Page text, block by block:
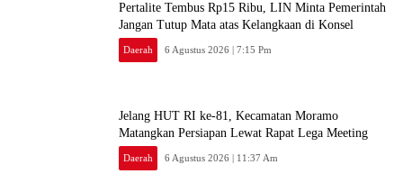
‎Pertalite Tembus Rp15 Ribu, LIN Minta Pemerintah
Jangan Tutup Mata atas Kelangkaan di Konsel
Daerah 6 Agustus 2026 | 7:15 Pm
‎Jelang HUT RI ke-81, Kecamatan Moramo
Matangkan Persiapan Lewat Rapat Lega Meeting
Daerah 6 Agustus 2026 | 11:37 Am